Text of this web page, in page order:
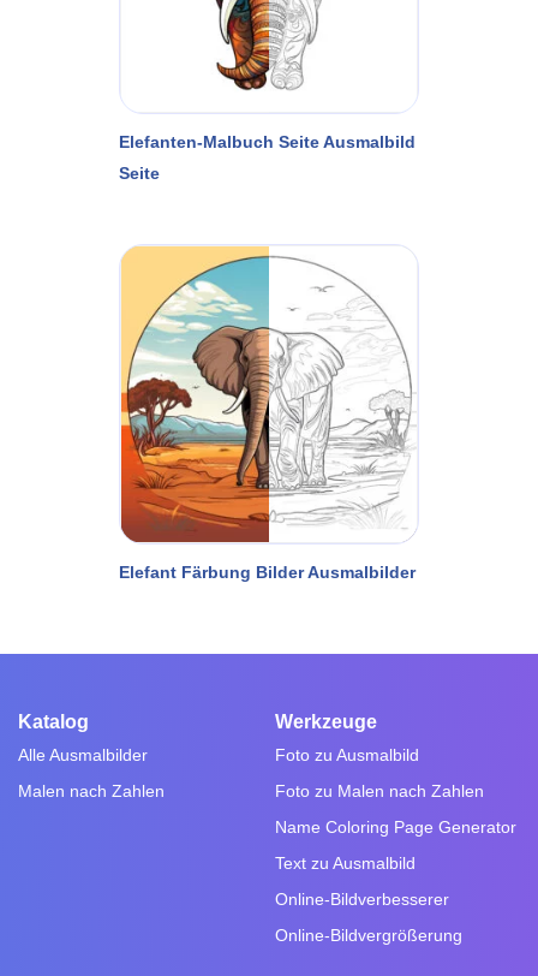
Elefanten-Malbuch Seite Ausmalbild
Seite
Elefant Färbung Bilder Ausmalbilder
Katalog
Alle Ausmalbilder
Malen nach Zahlen
Werkzeuge
Foto zu Ausmalbild
Foto zu Malen nach Zahlen
Name Coloring Page Generator
Text zu Ausmalbild
Online-Bildverbesserer
Online-Bildvergrößerung